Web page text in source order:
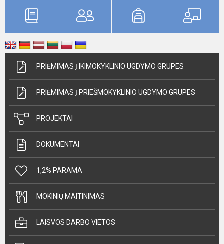
PRIĖMIMAS Į IKIMOKYKLINIO UGDYMO GRUPES
PRIĖMIMAS Į PRIEŠMOKYKLINIO UGDYMO GRUPES
PROJEKTAI
DOKUMENTAI
1,2% PARAMA
MOKINIŲ MAITINIMAS
LAISVOS DARBO VIETOS